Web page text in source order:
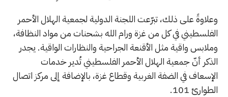
وعلاوةً على ذلك، تبرّعت اللجنة الدولية لجمعية الهلال الأحمر
الفلسطيني في كل من غزة ورام الله بشحنات من مواد النظافة،
وملابس واقية مثل الأقنعة الجراحية والنظارات الواقية. يجدر
الذكر أنّ جمعية الهلال الأحمر الفلسطيني تُدير خدمات
الإسعاف في الضفة الغربية وقطاع غزة، بالإضافة إلى مركز اتصال
الطوارئ 101.